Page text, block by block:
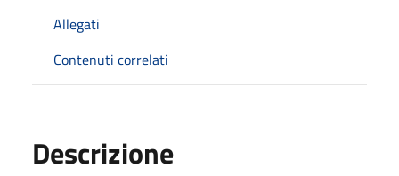
Allegati
Contenuti correlati
Descrizione